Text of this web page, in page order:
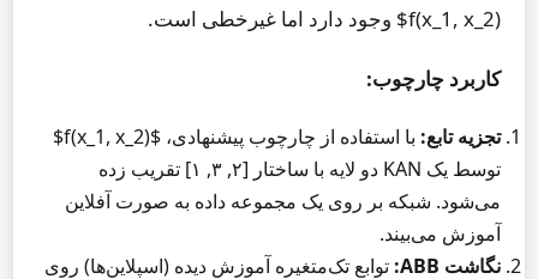
f(x_1, x_2)$ وجود دارد اما غیرخطی است.
کاربرد چارچوب:
تجزیه تابع:
با استفاده از چارچوب پیشنهادی، $f(x_1, x_2)$
توسط یک KAN دو لایه با ساختار [۲, ۳, ۱] تقریب زده
می‌شود. شبکه بر روی یک مجموعه داده به صورت آفلاین
آموزش می‌بیند.
نگاشت ABB:
توابع تک‌متغیره آموزش دیده (اسپلاین‌ها) روی